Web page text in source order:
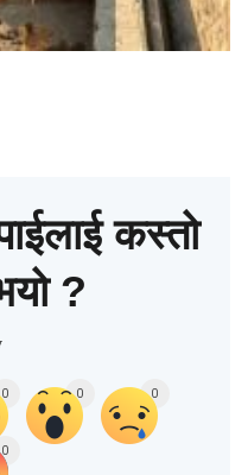
कस्तो
?
0 0 0
0